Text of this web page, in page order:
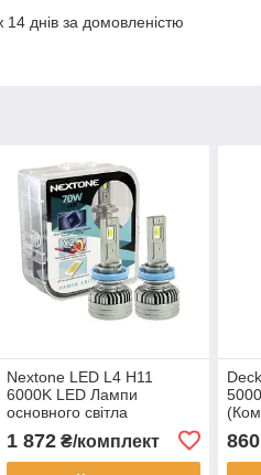
днів за домовленістю
Nextone LED L4 H11
6000K LED Лампи
основного світла
1 872₴/комплект 860